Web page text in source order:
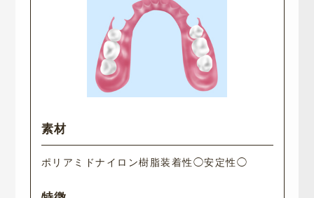
ポリアミドナイロン樹脂装着性◯安定性◯